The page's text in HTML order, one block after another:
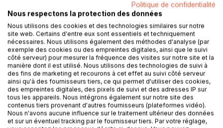
Ajouter à ma liste d'envies
Laisser un avis
DESCRIPTION
Politique de confidentialité
Nous respectons la protection des données
Nous utilisons des cookies et des technologies similaires sur notre
site web. Certains d'entre eux sont essentiels et techniquement
nécessaires. Nous utilisons également des méthodes d'analyse (par
exemple des cookies ou des empreintes digitales, ainsi que le suivi
côté serveur) pour mesurer la fréquence des visites sur notre site et la
manière dont il est utilisé. Nous utilisons des technologies de suivi à
des fins de marketing et recourons à cet effet au suivi côté serveur
ainsi qu'à des fournisseurs tiers, ce qui permet d'utiliser des cookies,
des empreintes digitales, des pixels de suivi et des adresses IP sur
tous les appareils. Nous intégrons également sur notre site des
contenus tiers provenant d'autres fournisseurs (plateformes vidéo).
Nous n'avons aucune influence sur le traitement ultérieur des données
et sur un éventuel tracking par le fournisseur tiers. Par votre réglage,